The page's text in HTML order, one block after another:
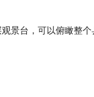
景台，可以俯瞰整个